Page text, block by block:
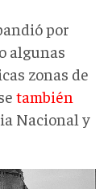
por
algunas
zonas de
también
Nacional y